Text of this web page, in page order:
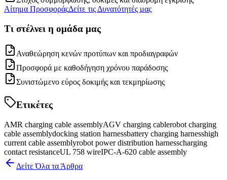
Αίτημα ΠροσφοράςΔείτε τις Δυνατότητές μας
Τι στέλνει η ομάδα μας
Αναθεώρηση κενών προτύπων και προδιαγραφών
Προσφορά με καθοδήγηση χρόνου παράδοσης
Συνιστώμενο εύρος δοκιμής και τεκμηρίωσης
Ετικέτες
AMR charging cable assemblyAGV charging cablerobot charging
cable assemblydocking station harnessbattery charging harnesshigh
current cable assemblyrobot power distribution harnesscharging
contact resistanceUL 758 wireIPC-A-620 cable assembly
Δείτε Όλα τα Άρθρα